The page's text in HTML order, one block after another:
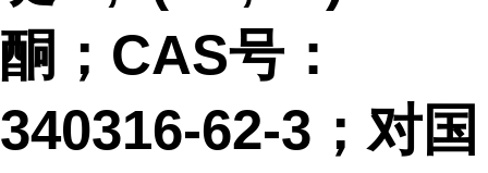
酮；CAS号：
340316-62-3；对国